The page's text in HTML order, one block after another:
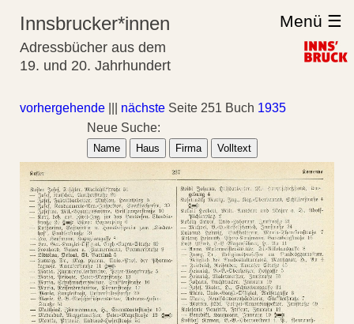
Innsbrucker*innen
Adressbücher aus dem
19. und 20. Jahrhundert
Menü ☰
vorhergehende nächste Seite 251 Buch 1935
Neue Suche:
Name Haus Firma Volltext